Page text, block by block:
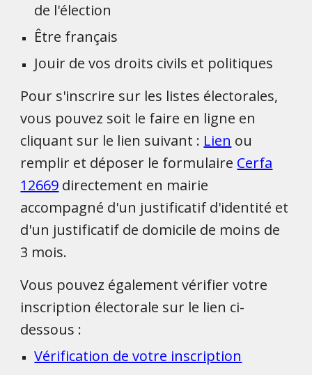
de l'élection
Être français
Jouir de vos droits civils et politiques
Pour s'inscrire sur les listes électorales,
vous pouvez soit le faire en ligne en
cliquant sur le lien suivant : Lien ou
remplir et déposer le formulaire Cerfa
12669 directement en mairie
accompagné d'un justificatif d'identité et
d'un justificatif de domicile de moins de
3 mois.
Vous pouvez également vérifier votre
inscription électorale sur le lien ci-
dessous :
Vérification de votre inscription